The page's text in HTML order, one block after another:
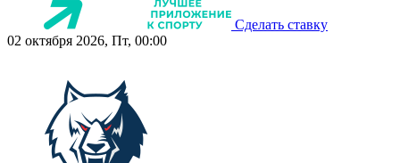
Сделать ставку
02 октября 2026, Пт, 00:00